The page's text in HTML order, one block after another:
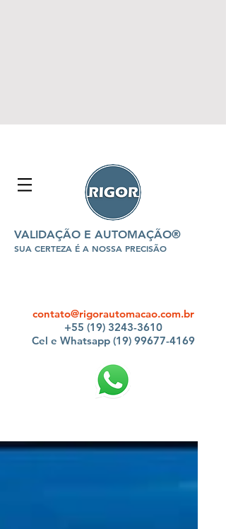
VALIDAÇÃO E AUTOMAÇÃO®
SUA CERTEZA É A NOSSA PRECISÃO
contato@rigorautomacao.com.br
+55 (19) 3243-3610
Cel e Whatsapp (19) 99677-4169